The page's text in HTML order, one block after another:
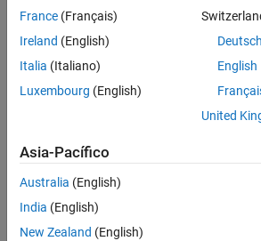
MATLAB®,
you can read
and write
data to and
from a
cloud
storage in
(Simple
Storage
France (Français)
Ireland (English)
Italia (Italiano)
Luxembourg (English)
Deutsch
English
United
Asia-Pacífico
Australia (English)
India (English)
New Zealand (English)